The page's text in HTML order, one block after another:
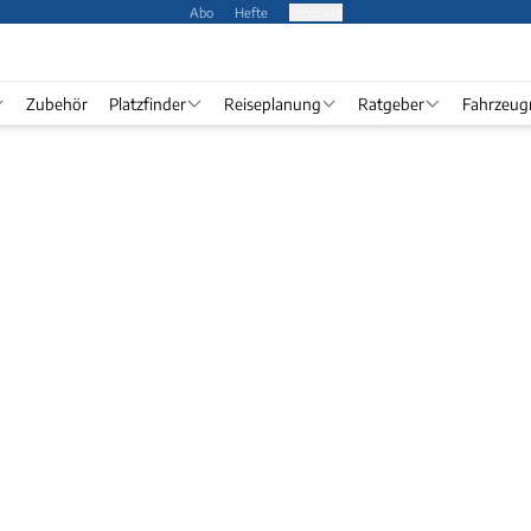
Abo Hefte
Zubehör Platzfinder Reiseplanung Ratgeber